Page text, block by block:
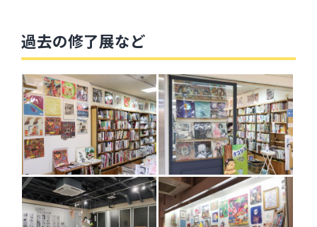
過去の修了展など